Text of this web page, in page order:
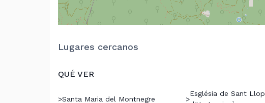
Lugares cercanos
QUÉ VER
>Santa Maria del Montnegre >
Església de Sant Llop